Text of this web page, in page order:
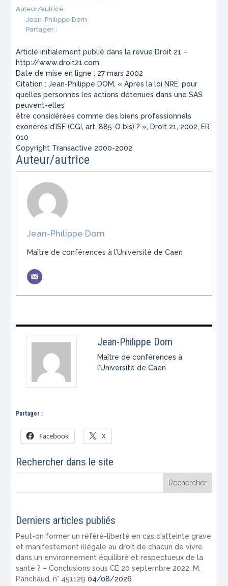
Auteur/autrice
Jean-Philippe Dom
Partager :
Article initialement publié dans la revue Droit 21 –
http://www.droit21.com
Date de mise en ligne : 27 mars 2002
Citation : Jean-Philippe DOM, « Après la loi NRE, pour
quelles personnes les actions détenues dans une SAS
peuvent-elles
être considérées comme des biens professionnels
exonérés d’ISF (CGI, art. 885-O bis) ? », Droit 21, 2002, ER
010
Copyright Transactive 2000-2002
Auteur/autrice
Jean-Philippe Dom
Maître de conférences à l’Université de Caen
Jean-Philippe Dom
Maître de conférences à
l’Université de Caen
Partager :
Facebook X
Rechercher dans le site
Derniers articles publiés
Peut-on former un référé-liberté en cas d’atteinte grave
et manifestement illégale au droit de chacun de vivre
dans un environnement équilibré et respectueux de la
santé ? – Conclusions sous CE 20 septembre 2022, M.
Panchaud, n° 451129 04/08/2026